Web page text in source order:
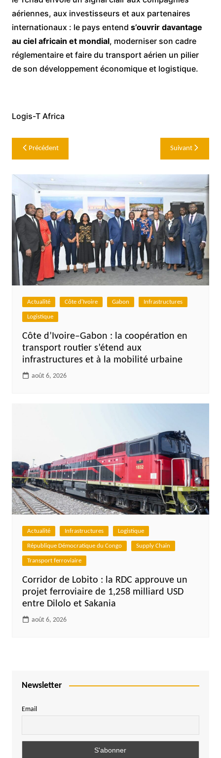
aériennes, aux investisseurs et aux partenaires
internationaux : le pays entend s’ouvrir davantage
au ciel africain et mondial, moderniser son cadre
réglementaire et faire du transport aérien un pilier
de son développement économique et logistique.
Logis-T Africa
Navigation
de
l’article
Précédent Suivant
Actualité Côte d'Ivoire Gabon Infrastructures
Logistique
Côte d’Ivoire–Gabon : la coopération en
transport routier s’étend aux
infrastructures et à la mobilité urbaine
août 6, 2026
Actualité Infrastructures Logistique
République Démocratique du Congo Supply Chain
Transport ferroviaire
Corridor de Lobito : la RDC approuve un
projet ferroviaire de 1,258 milliard USD
entre Dilolo et Sakania
août 6, 2026
Newsletter
Email